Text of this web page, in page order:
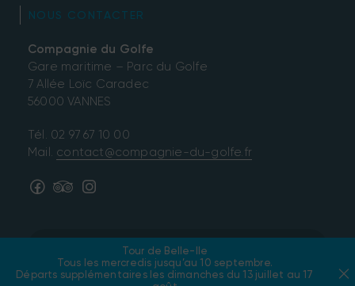
NOUS CONTACTER
Compagnie du Golfe
Gare maritime – Parc du Golfe
7 Allée Loïc Caradec
56000 VANNES
Tél. 02 97 67 10 00
Mail. contact@compagnie-du-golfe.fr
Informations du siteTour de Belle-Ile
Tous les mercredis jusqu’au 10 septembre.
Départs supplémentaires les dimanches du 13 juillet au 17